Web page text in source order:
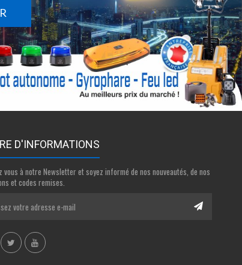
D'INFORMATIONS
vous à notre Newsletter et soyez informé de nos nouveautés, de nos
et codes remises.